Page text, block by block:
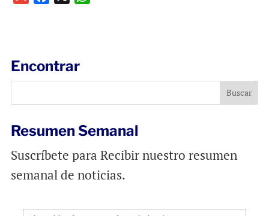
o
k
p
Encontrar
Resumen Semanal
Suscríbete para Recibir nuestro resumen
semanal de noticias.